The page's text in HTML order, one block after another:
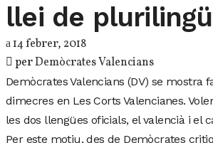
llei de
14 febrer, 2018
perDemòcrates Valencians
Demòcrates Valencians (DV) se
dimecres en Les Corts Valencianes.
les dos llengües oficials, el valencià i el
Per este motiu, des de Demòcrates